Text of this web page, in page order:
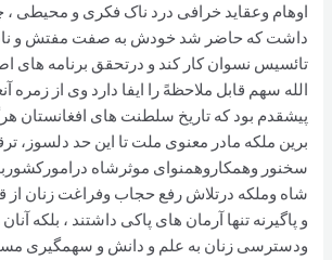
اوهام وعقاید خرافی درد ناک فکری و محیطی
داشت که حاضر شد خودش به صفت مفتش و
تائسیس نسوان کار کند و درتحقق برنامه های
الله سهم قابل ملاحظهً را ایفا دارد وی از زمره
پیشقدم بود که تاریخ سلطنت های افغانستان
برین ملکه مادر معنوی ملت تا این حد دلسوز،
سخنور وهمکاروهمنوای موثرشاه
شاه وملکه درتلاش رفع حجاب وفراغت زنان از
و پاگیرنه تنها آرمان های پاکی داشتند ، بلکه
ودسترسی زنان به علم و دانش و سهمگیری